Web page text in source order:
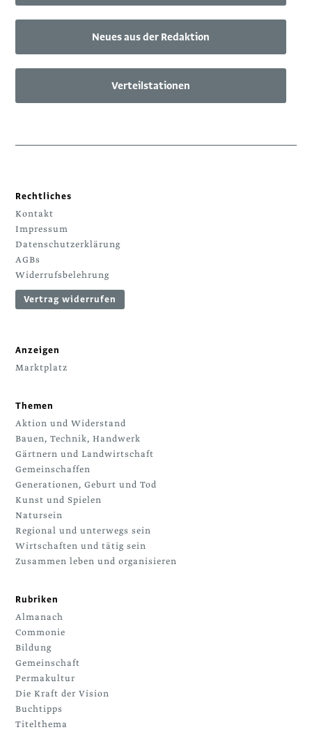
Neues aus der Redaktion
Verteilstationen
Rechtliches
Kontakt
Impressum
Datenschutzerklärung
AGBs
Widerrufsbelehrung
Vertrag widerrufen
Anzeigen
Marktplatz
Themen
Aktion und Widerstand
Bauen, Technik, Handwerk
Gärtnern und Landwirtschaft
Gemeinschaffen
Generationen, Geburt und Tod
Kunst und Spielen
Natursein
Regional und unterwegs sein
Wirtschaften und tätig sein
Zusammen leben und organisieren
Rubriken
Almanach
Commonie
Bildung
Gemeinschaft
Permakultur
Die Kraft der Vision
Buchtipps
Titelthema